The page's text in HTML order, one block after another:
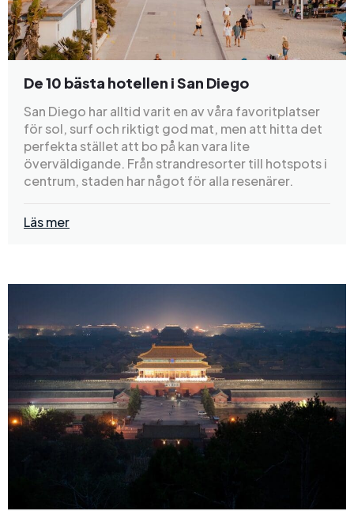
De 10 bästa hotellen i San Diego
San Diego har alltid varit en av våra favoritplatser
för sol, surf och riktigt god mat, men att hitta det
perfekta stället att bo på kan vara lite
överväldigande. Från strandresorter till hotspots i
centrum, staden har något för alla resenärer.
Läs mer